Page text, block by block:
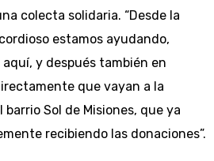
colecta solidaria. “Desde la
estamos ayudando,
y después también en
que vayan a la
Sol de Misiones, que ya
recibiendo las donaciones”.